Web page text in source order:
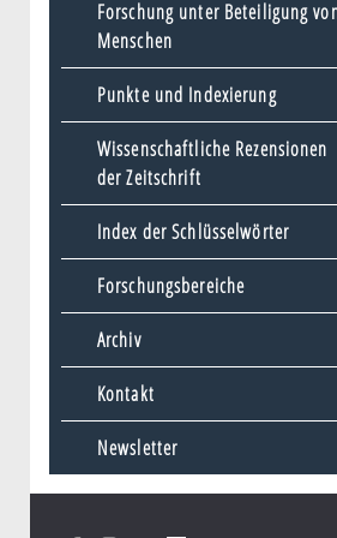
Forschung unter Beteiligung
Menschen
Punkte und Indexierung
Wissenschaftliche Rezensionen
der Zeitschrift
Index der Schlüsselwörter
Forschungsbereiche
Archiv
Kontakt
Newsletter